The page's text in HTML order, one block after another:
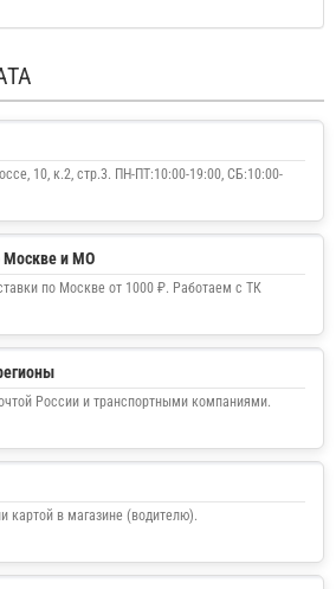
10, к.2, стр.3. ПН-ПТ:10:00-19:00, СБ:10:00-
Москве и МО
по Москве от 1000 ₽. Работаем с ТК
России и транспортными компаниями.
картой в магазине (водителю).